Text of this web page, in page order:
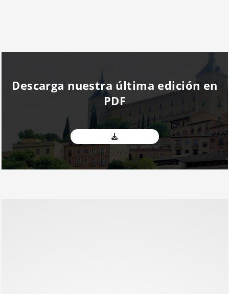
Descarga nuestra última edición en
PDF